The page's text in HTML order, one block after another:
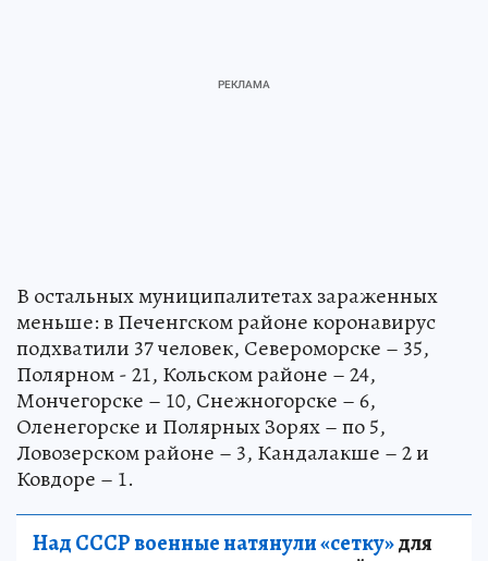
В остальных муниципалитетах зараженных
меньше: в Печенгском районе коронавирус
подхватили 37 человек, Североморске – 35,
Полярном - 21, Кольском районе – 24,
Мончегорске – 10, Снежногорске – 6,
Оленегорске и Полярных Зорях – по 5,
Ловозерском районе – 3, Кандалакше – 2 и
Ковдоре – 1.
Над СССР военные натянули «сетку»для